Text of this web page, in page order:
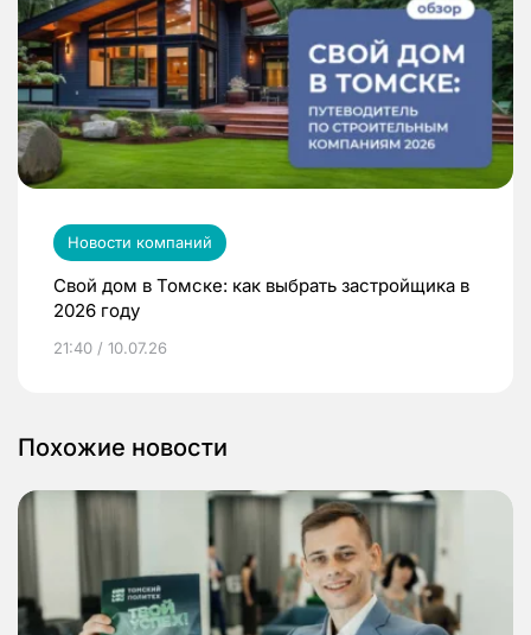
Новости компаний
Свой дом в Томске: как выбрать застройщика в
2026 году
21:40 / 10.07.26
Похожие новости